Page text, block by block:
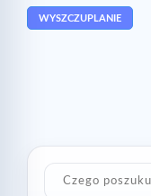
WYSZCZUPLANIE